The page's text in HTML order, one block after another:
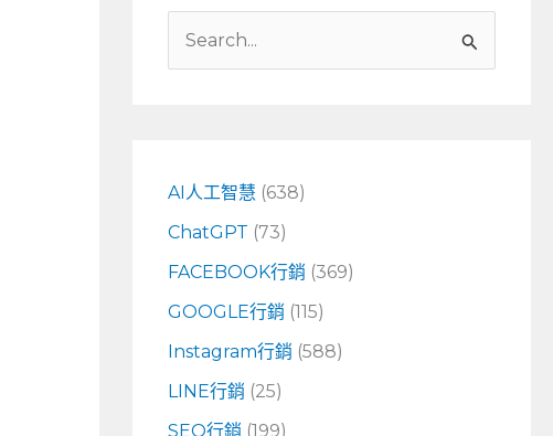
字
:
AI人工智慧 (638)
ChatGPT (73)
FACEBOOK行銷 (369)
GOOGLE行銷 (115)
Instagram行銷 (588)
LINE行銷 (25)
SEO行銷 (199)